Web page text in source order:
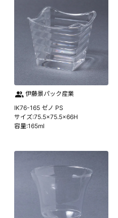
伊藤景パック産業
IK76-165 ゼノ PS
サイズ:75.5×75.5×66H
容量:165ml